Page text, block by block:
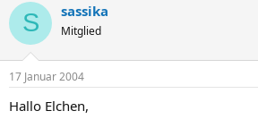
S sassika
Mitglied
17 Januar 2004
Hallo Elchen,